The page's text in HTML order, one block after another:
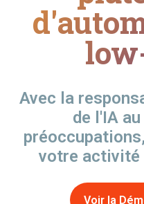
Avec la
de l'IA
votre activité
Voir la